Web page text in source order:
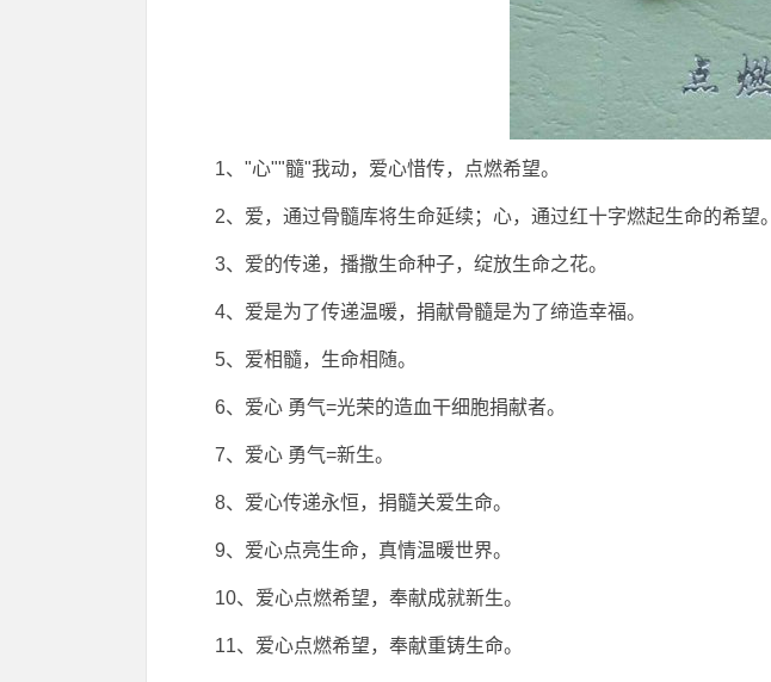
1、"心""髓"我动，爱心惜传，点燃希望。
2、爱，通过骨髓库将生命延续；心，通过红十字燃起生命的希望。
3、爱的传递，播撒生命种子，绽放生命之花。
4、爱是为了传递温暖，捐献骨髓是为了缔造幸福。
5、爱相髓，生命相随。
6、爱心 勇气=光荣的造血干细胞捐献者。
7、爱心 勇气=新生。
8、爱心传递永恒，捐髓关爱生命。
9、爱心点亮生命，真情温暖世界。
10、爱心点燃希望，奉献成就新生。
11、爱心点燃希望，奉献重铸生命。